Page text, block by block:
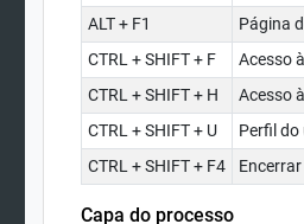
ALT + F1
Página
CTRL + SHIFT + F
Acesso
CTRL + SHIFT + H
Acesso
CTRL + SHIFT + U
Perfil
CTRL + SHIFT + F4
Capa do processo